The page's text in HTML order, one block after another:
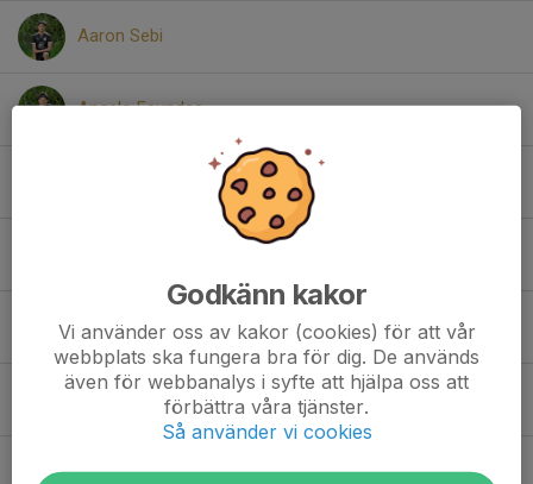
Aaron Sebi
Angelo Faundes
Hassan Ali
Ibrahim Mohamed
Godkänn kakor
Vi använder oss av kakor (cookies) för att vår
webbplats ska fungera bra för dig. De används
även för webbanalys i syfte att hjälpa oss att
förbättra våra tjänster.
Så använder vi cookies